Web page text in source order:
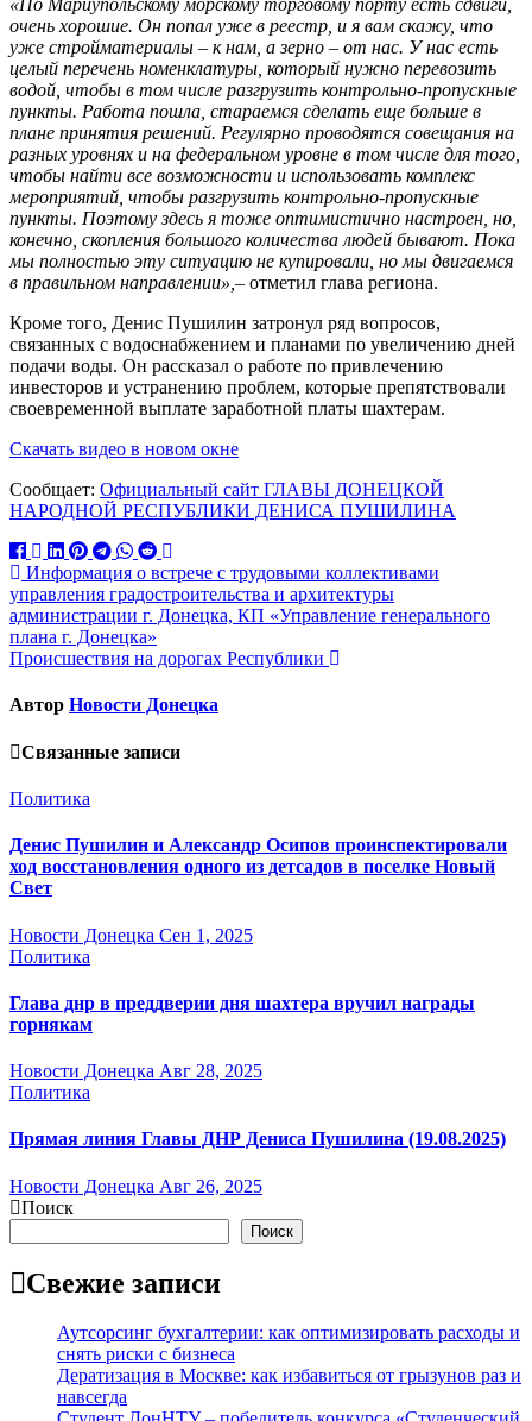
«По Мариупольскому морскому торговому порту есть сдвиги,
очень хорошие. Он попал уже в реестр, и я вам скажу, что
уже стройматериалы – к нам, а зерно – от нас. У нас есть
целый перечень номенклатуры, который нужно перевозить
водой, чтобы в том числе разгрузить контрольно-пропускные
пункты. Работа пошла, стараемся сделать еще больше в
плане принятия решений. Регулярно проводятся совещания на
разных уровнях и на федеральном уровне в том числе для того,
чтобы найти все возможности и использовать комплекс
мероприятий, чтобы разгрузить контрольно-пропускные
пункты. Поэтому здесь я тоже оптимистично настроен, но,
конечно, скопления большого количества людей бывают. Пока
мы полностью эту ситуацию не купировали, но мы двигаемся
в правильном направлении», – отметил глава региона.
Кроме того, Денис Пушилин затронул ряд вопросов,
связанных с водоснабжением и планами по увеличению дней
подачи воды. Он рассказал о работе по привлечению
инвесторов и устранению проблем, которые препятствовали
своевременной выплате заработной платы шахтерам.
Скачать видео в новом окне
Сообщает: Официальный сайт ГЛАВЫ ДОНЕЦКОЙ
НАРОДНОЙ РЕСПУБЛИКИ ДЕНИСА ПУШИЛИНА
Навигация
по
записям
Информация о встрече с трудовыми коллективами
управления градостроительства и архитектуры
администрации г. Донецка, КП «Управление генерального
плана г. Донецка»
Происшествия на дорогах Республики
Автор Новости Донецка
Связанные записи
Политика
Денис Пушилин и Александр Осипов проинспектировали
ход восстановления одного из детсадов в поселке Новый
Свет
Новости Донецка Сен 1, 2025
Политика
Глава днр в преддверии дня шахтера вручил награды
горнякам
Новости Донецка Авг 28, 2025
Политика
Прямая линия Главы ДНР Дениса Пушилина (19.08.2025)
Новости Донецка Авг 26, 2025
Поиск
Поиск
Свежие записи
Аутсорсинг бухгалтерии: как оптимизировать расходы и
снять риски с бизнеса
Дератизация в Москве: как избавиться от грызунов раз и
навсегда